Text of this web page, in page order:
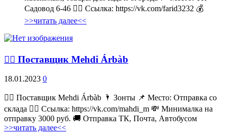
Садовод 6-46 👉🏻 Ссылка: https://vk.com/farid3232 💰
>>читать далее<<
💁‍♂ Поставщик Mehdi Árbàb
18.01.2023 0
💁‍♂ Поставщик Mehdi Árbàb 🌂 Зонты 📌 Место: Отправка со
склада 👉🏻 Ссылка: https://vk.com/mahdi_m 💸 Минималка на
отправку 3000 руб. 🚚 Отправка ТК, Почта, Автобусом
>>читать далее<<